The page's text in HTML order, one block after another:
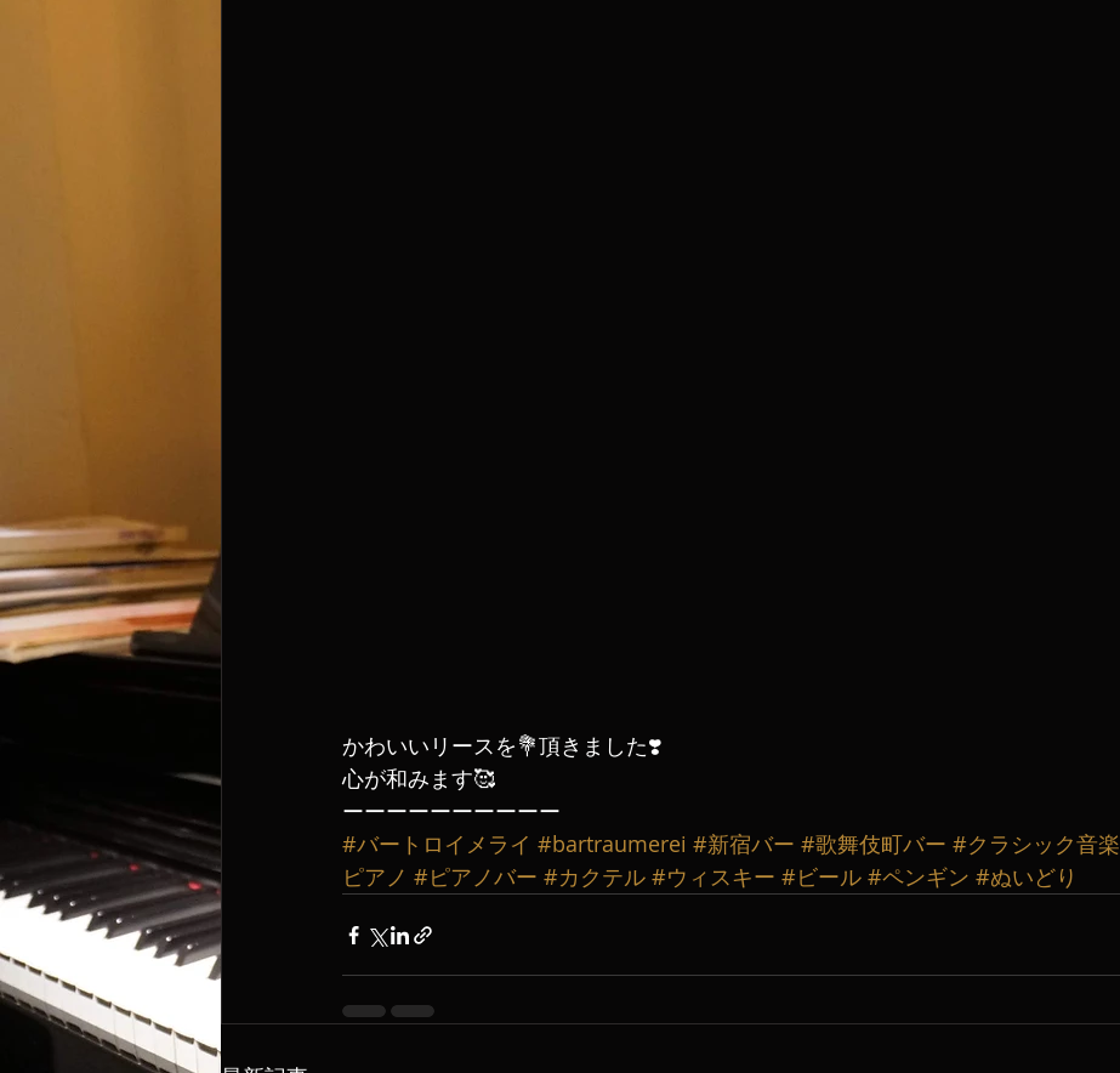
かわいいリースを💐頂きました❣️
心が和みます🥰
ーーーーーーーーーー
#バートロイメライ #bartraumerei #新宿バー #歌舞伎町バー #クラシック音楽
ピアノ #ピアノバー #カクテル #ウィスキー #ビール #ペンギン #ぬいどり